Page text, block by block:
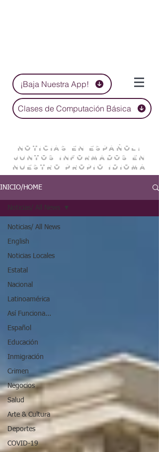
¡Baja Nuestra App!
Clases de Computación Básica
NOTICIAS EN ESPAÑOL:
JUNTOS INFORMADOS EN
NUESTRO PROPIO IDIOMA
INICIO/HOME
Noticias/ All News
English
Noticias Locales
Estatal
Nacional
Latinoamérica
Así Funciona...
Español
Educación
Inmigración
Crimen
Negocios
Salud
Arte & Cultura
Deportes
COVID-19
Noticias/ All News